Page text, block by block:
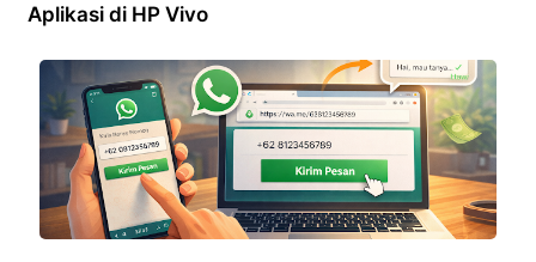
Aplikasi di HP Vivo